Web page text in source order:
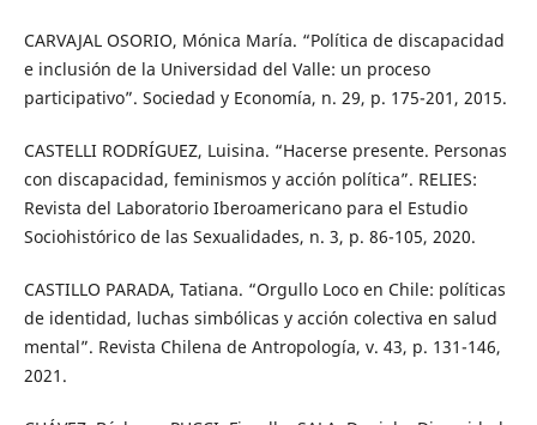
CARVAJAL OSORIO, Mónica María. “Política de discapacidad
e inclusión de la Universidad del Valle: un proceso
participativo”. Sociedad y Economía, n. 29, p. 175-201, 2015.
CASTELLI RODRÍGUEZ, Luisina. “Hacerse presente. Personas
con discapacidad, feminismos y acción política”. RELIES:
Revista del Laboratorio Iberoamericano para el Estudio
Sociohistórico de las Sexualidades, n. 3, p. 86-105, 2020.
CASTILLO PARADA, Tatiana. “Orgullo Loco en Chile: políticas
de identidad, luchas simbólicas y acción colectiva en salud
mental”. Revista Chilena de Antropología, v. 43, p. 131-146,
2021.